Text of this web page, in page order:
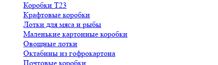
Коробки Т23
Крафтовые коробки
Лотки для мяса и рыбы
Маленькие картонные коробки
Овощные лотки
Октабины из гофрокартона
Почтовые коробки